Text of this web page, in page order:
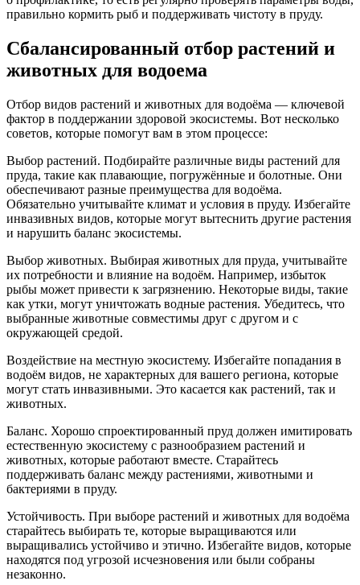
правильно кормить рыб и поддерживать чистоту в пруду.
Сбалансированный отбор растений и
животных для водоема
Отбор видов растений и животных для водоёма — ключевой
фактор в поддержании здоровой экосистемы. Вот несколько
советов, которые помогут вам в этом процессе:
Выбор растений. Подбирайте различные виды растений для
пруда, такие как плавающие, погружённые и болотные. Они
обеспечивают разные преимущества для водоёма.
Обязательно учитывайте климат и условия в пруду. Избегайте
инвазивных видов, которые могут вытеснить другие растения
и нарушить баланс экосистемы.
Выбор животных. Выбирая животных для пруда, учитывайте
их потребности и влияние на водоём. Например, избыток
рыбы может привести к загрязнению. Некоторые виды, такие
как утки, могут уничтожать водные растения. Убедитесь, что
выбранные животные совместимы друг с другом и с
окружающей средой.
Воздействие на местную экосистему. Избегайте попадания в
водоём видов, не характерных для вашего региона, которые
могут стать инвазивными. Это касается как растений, так и
животных.
Баланс. Хорошо спроектированный пруд должен имитировать
естественную экосистему с разнообразием растений и
животных, которые работают вместе. Старайтесь
поддерживать баланс между растениями, животными и
бактериями в пруду.
Устойчивость. При выборе растений и животных для водоёма
старайтесь выбирать те, которые выращиваются или
выращивались устойчиво и этично. Избегайте видов, которые
находятся под угрозой исчезновения или были собраны
незаконно.